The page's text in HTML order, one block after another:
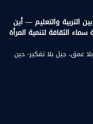
التربية والتعليم — أين
الثقافة لتنمية المرأة
عمق، جيل بلا تفكير- حين